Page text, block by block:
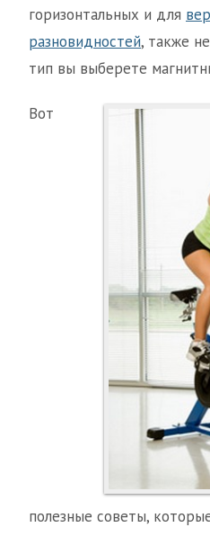
горизонтальных и для
разновидностей, также
тип вы выберете
Вот
полезные советы,